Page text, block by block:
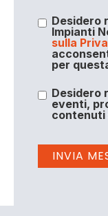
Desidero
Impianti
sulla
per
Desidero
eventi,
contenuti